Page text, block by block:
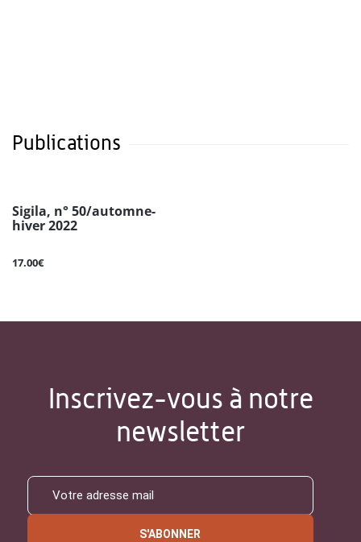
Publications
Sigila, n° 50/automne-
hiver 2022
17.00€
Inscrivez-vous à notre
newsletter
S'ABONNER